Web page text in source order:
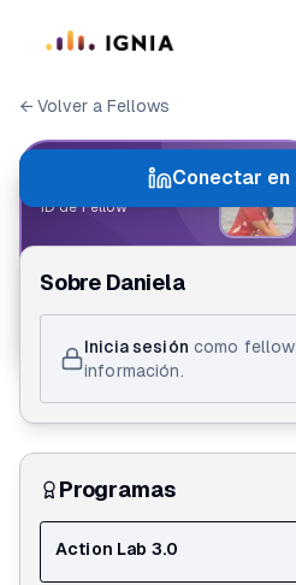
← Volver a Fellows
IGNIA FELLOW
ID de Fellow
Daniela Velez Ramirez
Conectar en
Sobre Daniela
Inicia sesión como
información.
Programas
Action Lab 3.0